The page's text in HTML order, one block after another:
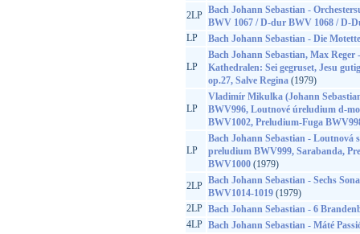
2LP Bach Johann Sebastian -
BWV 1067 / D-dur BWV 1068 / D-
LP
Bach Johann Sebastian - Die
LP
Bach Johann Sebastian, Max Reger
Kathedralen: Sei gegruset, Jesu
op.27, Salve Regina(1979)
LP
Vladimír Mikulka (Johann
BWV996, Loutnové úreludium d-
BWV1002, Preludium-Fuga
LP
Bach Johann Sebastian - Loutnová
preludium BWV999, Sarabanda,
BWV1000(1979)
2LP Bach Johann Sebastian - Sechs
BWV1014-1019(1979)
2LP Bach Johann Sebastian - 6
4LP Bach Johann Sebastian - Máté